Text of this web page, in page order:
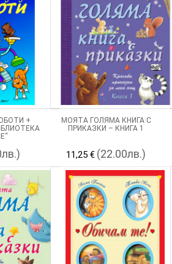
+
МОЯТА ГОЛЯМА КНИГА С
ПРИКАЗКИ – КНИГА 1
11,25 € (22.00лв.)